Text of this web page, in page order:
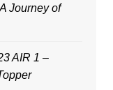
Journey of
AIR 1 –